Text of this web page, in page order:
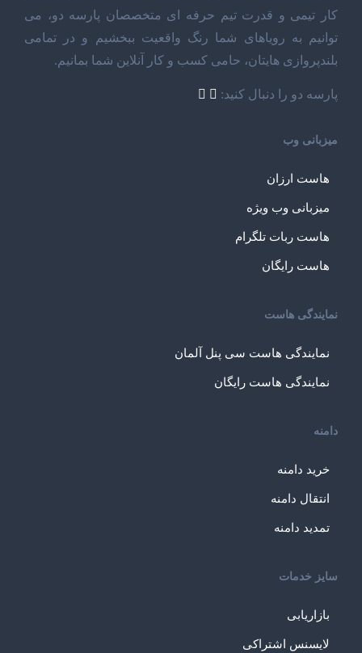
کار تیمی و قدرت تیم حرفه ای متخصصان پارسه دو، می
توانیم به رویاهای شما رنگ واقعیت ببخشیم و در تمامی
بلندپروازی هایتان، حامی کسب و کار آنلاین شما بمانیم.
پارسه دو را دنبال کنید:
میزبانی وب
هاست ارزان
میزبانی وب ویژه
هاست ربات تلگرام
هاست رایگان
نمایندگی هاست
نمایندگی هاست سی پنل آلمان
نمایندگی هاست رایگان
دامنه
خرید دامنه
انتقال دامنه
تمدید دامنه
سایز خدمات
بازاریابی
لایسنس اشتراکی